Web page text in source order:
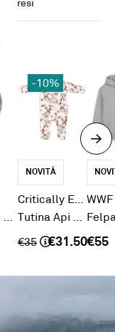
resi
Bavaglino Bandana Bambino
-10%
NOVITÀ
Critically Endangered
Tutina Api 0-3 mesi
€35 €31.50
WWF
€55